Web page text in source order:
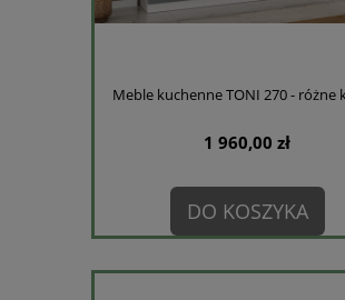
Meble kuchenne TONI 270 - różne
1 960,00 zł
DO KOSZYKA